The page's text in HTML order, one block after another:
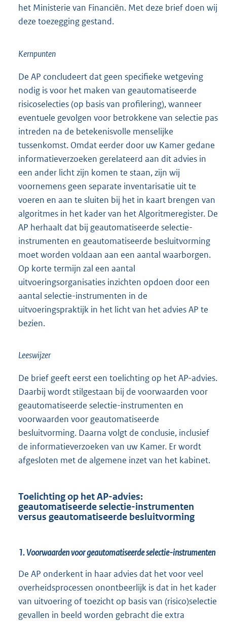
het Ministerie van Financiën. Met deze brief doen wij
deze toezegging gestand.
Kernpunten
De AP concludeert dat geen specifieke wetgeving
nodig is voor het maken van geautomatiseerde
risicoselecties (op basis van profilering), wanneer
eventuele gevolgen voor betrokkene van selectie pas
intreden na de betekenisvolle menselijke
tussenkomst. Omdat eerder door uw Kamer gedane
informatieverzoeken gerelateerd aan dit advies in
een ander licht zijn komen te staan, zijn wij
voornemens geen separate inventarisatie uit te
voeren en aan te sluiten bij het in kaart brengen van
algoritmes in het kader van het Algoritmeregister. De
AP herhaalt dat bij geautomatiseerde selectie-
instrumenten en geautomatiseerde besluitvorming
moet worden voldaan aan een aantal waarborgen.
Op korte termijn zal een aantal
uitvoeringsorganisaties inzichten opdoen door een
aantal selectie-instrumenten in de
uitvoeringspraktijk in het licht van het advies AP te
bezien.
Leeswijzer
De brief geeft eerst een toelichting op het AP-advies.
Daarbij wordt stilgestaan bij de voorwaarden voor
geautomatiseerde selectie-instrumenten en
voorwaarden voor geautomatiseerde
besluitvorming. Daarna volgt de conclusie, inclusief
de informatieverzoeken van uw Kamer. Er wordt
afgesloten met de algemene inzet van het kabinet.
Toelichting op het AP-advies:
geautomatiseerde selectie-instrumenten
versus geautomatiseerde besluitvorming
1. Voorwaarden voor geautomatiseerde selectie-instrumenten
De AP onderkent in haar advies dat het voor veel
overheidsprocessen onontbeerlijk is dat in het kader
van uitvoering of toezicht op basis van (risico)selectie
gevallen in beeld worden gebracht die extra